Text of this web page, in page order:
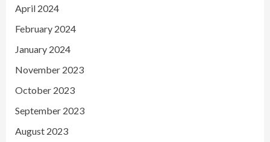
April 2024
February 2024
January 2024
November 2023
October 2023
September 2023
August 2023